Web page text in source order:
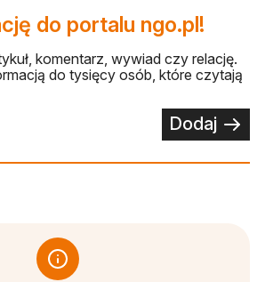
do portalu ngo.pl!
komentarz, wywiad czy relację.
do tysięcy osób, które czytają
Dodaj